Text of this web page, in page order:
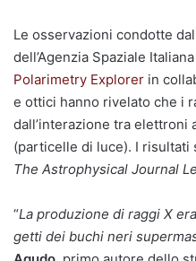
Le osservazioni condotte
dell’Agenzia Spaziale
Polarimetry Explorer in
e ottici hanno rivelato che i
dall’interazione tra elettroni
(particelle di luce). I
The Astrophysical Journal
“La produzione di raggi X
getti dei buchi neri